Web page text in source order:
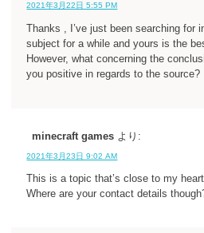
2021年3月22日 5:55 PM
Thanks , I’ve just been searching for
subject for a while and yours is the
However, what concerning the
you positive in regards to the source?
minecraft games より:
2021年3月23日 9:02 AM
This is a topic that’s close to my
Where are your contact details